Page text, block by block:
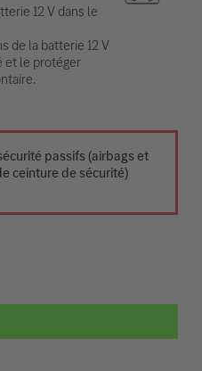
12 V dans le
de la batterie 12 V
et le protéger
passifs (airbags et
ceinture de sécurité)